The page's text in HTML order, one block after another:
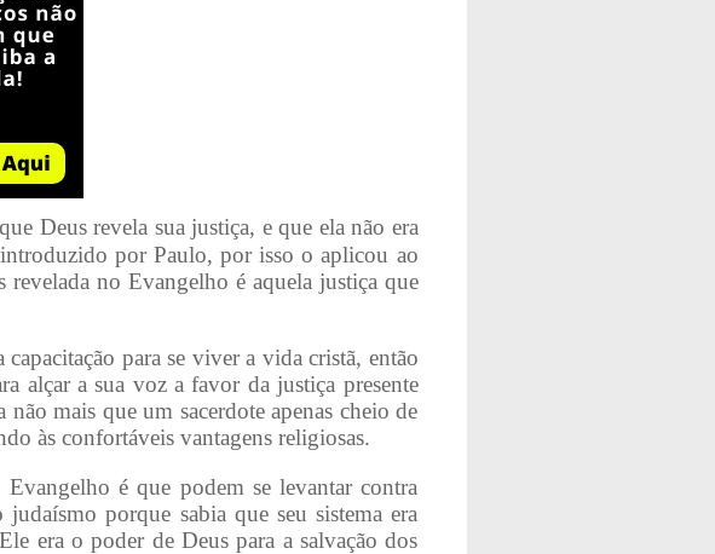
Deus revela sua justiça, e que ela não era
por Paulo, por isso o aplicou ao
revelada no Evangelho é aquela justiça que
para se viver a vida cristã, então
alçar a sua voz a favor da justiça presente
mais que um sacerdote apenas cheio de
às confortáveis vantagens religiosas.
é que podem se levantar contra
porque sabia que seu sistema era
era o poder de Deus para a salvação dos